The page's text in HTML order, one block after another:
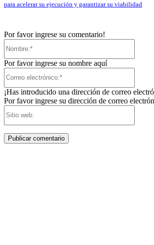
para acelerar su ejecución y garantizar su viabilidad
Por favor ingrese su comentario!
Por favor ingrese su nombre aquí
¡Has introducido una dirección de correo
Por favor ingrese su dirección de correo